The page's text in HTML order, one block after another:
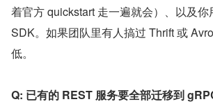
着官方 quickstart 走一遍就会）、以及
SDK。如果团队里有人搞过 Thrift 或
低。
Q: 已有的 REST 服务要全部迁移到